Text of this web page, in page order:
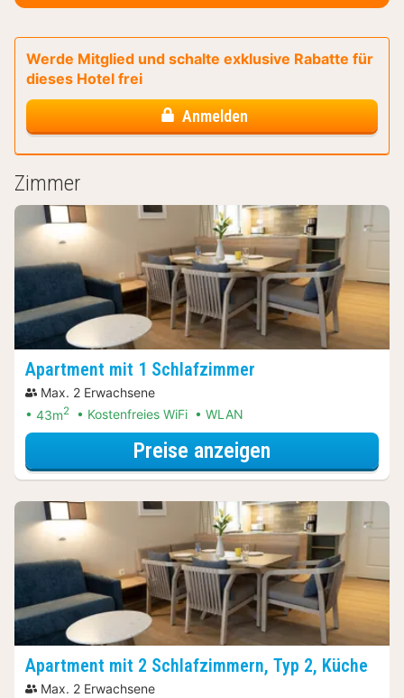
Werde Mitglied und schalte exklusive Rabatte für
dieses Hotel frei
Anmelden
Zimmer
Apartment mit 1 Schlafzimmer
Max. 2 Erwachsene
43m2 Kostenfreies WiFi WLAN
Preise anzeigen
Apartment mit 2 Schlafzimmern, Typ 2, Küche
Max. 2 Erwachsene